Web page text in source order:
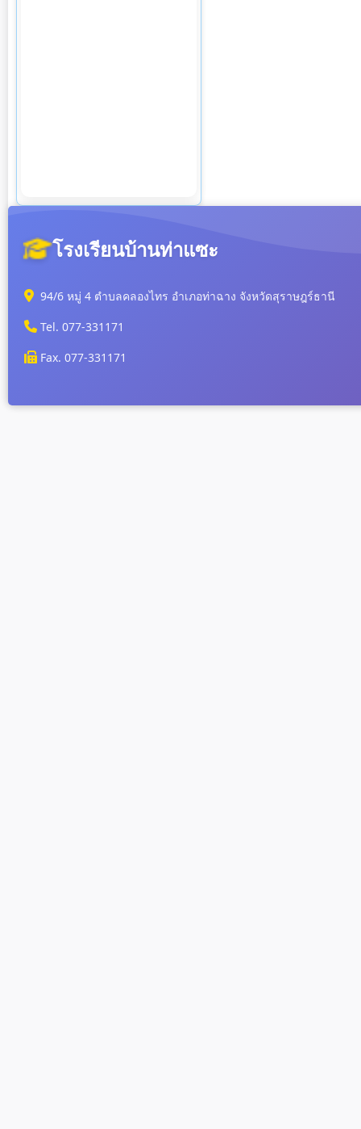
โรงเรียนบ้านท่าแซะ
94/6 หมู่ 4 ตำบลคลองไทร อำเภอท่าฉาง จังหวัดสุราษฎร์ธานี
Tel. 077-331171
Fax. 077-331171